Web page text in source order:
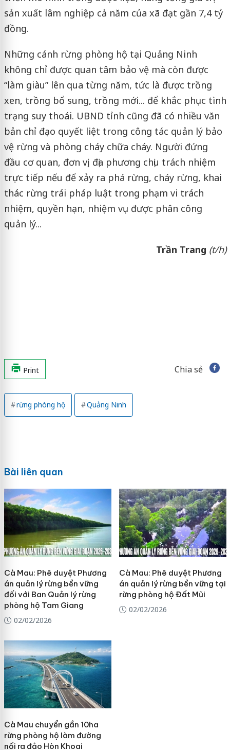
sản xuất lâm nghiệp cả năm của xã đạt gần 7,4 tỷ
đồng.
Những cánh rừng phòng hộ tại Quảng Ninh
không chỉ được quan tâm bảo vệ mà còn được
“làm giàu” lên qua từng năm, tức là được trồng
xen, trồng bổ sung, trồng mới... để khắc phục tình
trạng suy thoái. UBND tỉnh cũng đã có nhiều văn
bản chỉ đạo quyết liệt trong công tác quản lý bảo
vệ rừng và phòng cháy chữa cháy. Người đứng
đầu cơ quan, đơn vị, địa phương chịu trách nhiệm
trực tiếp nếu để xảy ra phá rừng, cháy rừng, khai
thác rừng trái pháp luật trong phạm vi trách
nhiệm, quyền hạn, nhiệm vụ được phân công
quản lý...
Trần Trang (t/h)
Print Chia sẻ
rừng phòng hộ Quảng Ninh
Bài liên quan
Cà Mau: Phê duyệt Phương
án quản lý rừng bền vững
đối với Ban Quản lý rừng
phòng hộ Tam Giang
02/02/2026
Cà Mau: Phê duyệt Phương
án quản lý rừng bền vững tại
rừng phòng hộ Đất Mũi
02/02/2026
Cà Mau chuyển gần 10ha
rừng phòng hộ làm đường
nối ra đảo Hòn Khoai